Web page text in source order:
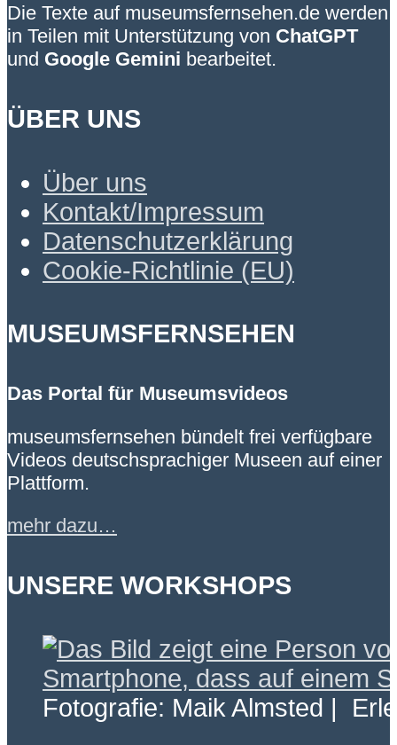
Die Texte auf museumsfernsehen.de werden
in Teilen mit Unterstützung von ChatGPT
und Google Gemini bearbeitet.
ÜBER UNS
Über uns
Kontakt/Impressum
Datenschutzerklärung
Cookie-Richtlinie (EU)
MUSEUMSFERNSEHEN
Das Portal für Museumsvideos
museumsfernsehen bündelt frei verfügbare
Videos deutschsprachiger Museen auf einer
Plattform.
mehr dazu…
UNSERE WORKSHOPS
Fotografie: Maik Almsted |